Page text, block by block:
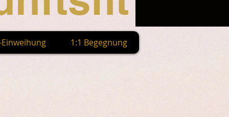
1:1 Begegnung